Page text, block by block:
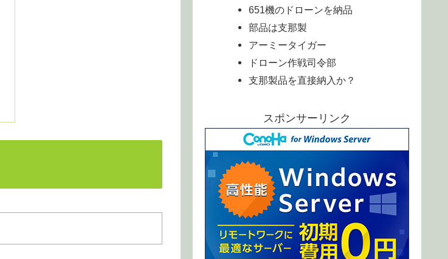
651機のドローンを納品
部品は支那製
アーミータイガー
ドローン作戦司令部
支那製品を直接納入か？
スポンサーリンク